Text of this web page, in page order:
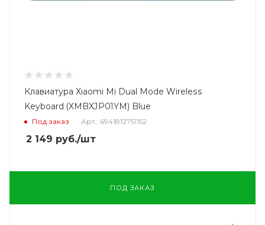
Клавиатура Xiaomi Mi Dual Mode Wireless
Keyboard (XMBXJP01YM) Blue
Под заказ Арт.: 6941812751152
2 149 руб./шт
ПОД ЗАКАЗ